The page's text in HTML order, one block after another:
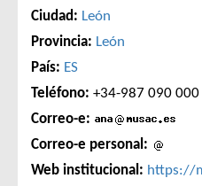
Ciudad: León
Provincia: León
País: ES
Teléfono: +34-987 090 000
Correo-e:
Correo-e personal:
Web institucional: https://